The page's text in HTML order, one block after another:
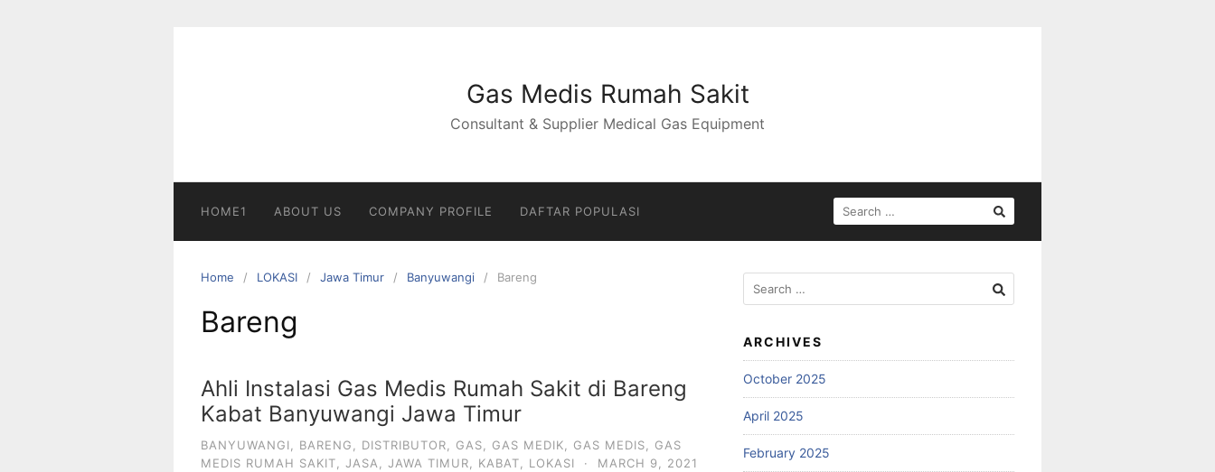
Gas Medis Rumah Sakit
Consultant & Supplier Medical Gas Equipment
HOME1 ABOUT US COMPANY PROFILE DAFTAR POPULASI
SEARCH
FOR:
Home LOKASI Jawa Timur Banyuwangi Bareng
Bareng
Ahli Instalasi Gas Medis Rumah Sakit di Bareng
Kabat Banyuwangi Jawa Timur
BANYUWANGI BARENG DISTRIBUTOR GAS GAS MEDIK GAS MEDIS
GAS
MEDIS RUMAH SAKIT
JASA JAWA TIMUR KABAT LOKASI · MARCH 9, 2021
Search
for:
ARCHIVES
October 2025
April 2025
February 2025